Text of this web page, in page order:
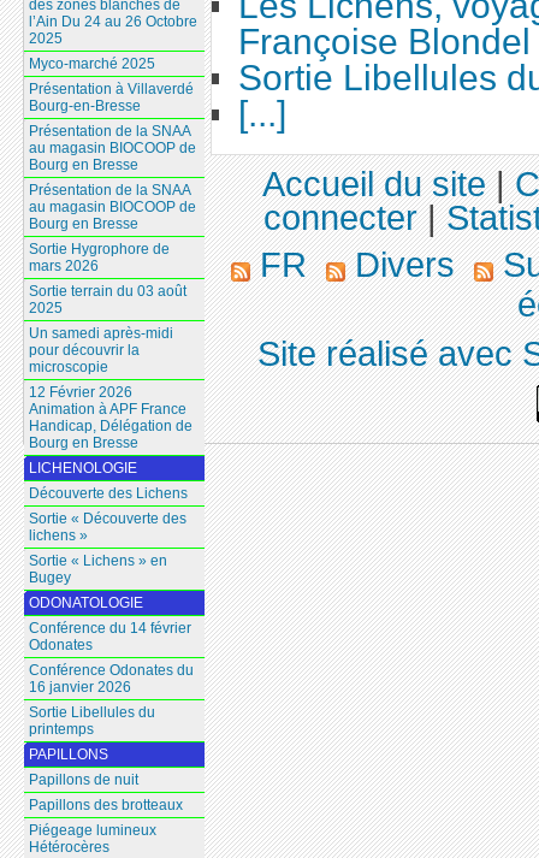
Françoise Blondel
Sortie Libellules
[...]
des zones blanches de
l’Ain Du 24 au 26 Octobre
2025
Myco-marché 2025
Présentation à Villaverdé
Bourg-en-Bresse
Présentation de la SNAA
au magasin BIOCOOP de
Bourg en Bresse
Présentation de la SNAA
au magasin BIOCOOP de
Bourg en Bresse
Sortie Hygrophore de
mars 2026
Sortie terrain du 03 août
2025
Un samedi après-midi
pour découvrir la
microscopie
12 Février 2026
Animation à APF France
Handicap, Délégation de
Bourg en Bresse
LICHENOLOGIE
Découverte des Lichens
Sortie « Découverte des
lichens »
Sortie « Lichens » en
Bugey
ODONATOLOGIE
Conférence du 14 février
Odonates
Conférence Odonates du
16 janvier 2026
Sortie Libellules du
printemps
PAPILLONS
Papillons de nuit
Papillons des brotteaux
Piégeage lumineux
Hétérocères
Accueil du site|
connecter|
FR
Divers
Site réalisé avec